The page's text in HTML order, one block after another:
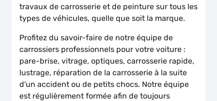
travaux de carrosserie et de peinture sur tous les
types de véhicules, quelle que soit la marque.
Profitez du savoir-faire de notre équipe de
carrossiers professionnels pour votre voiture :
pare-brise, vitrage, optiques, carrosserie rapide,
lustrage, réparation de la carrosserie à la suite
d'un accident ou de petits chocs. Notre équipe
est régulièrement formée afin de toujours